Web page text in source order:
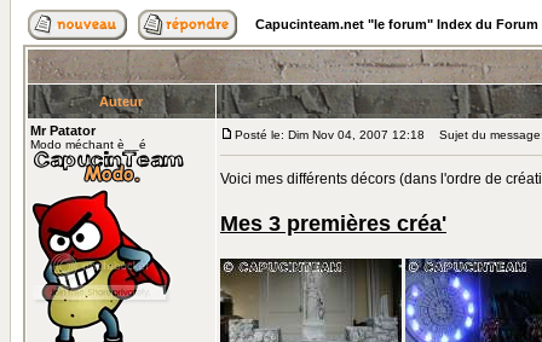
Capucinteam.net "le forum" Index du Forum
Auteur
Mr Patator
Modo méchant è__é
Posté le: Dim Nov 04, 2007 12:18 Sujet du
Voici mes différents décors (dans l'ordre de
Mes 3 premières créa'